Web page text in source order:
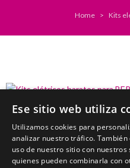
Home Kits
BERTONE
Kits elétricos baratos
Ese sitio web utiliza
Utilizamos cookies para
analizar nuestro tráfico.
uso de nuestro sitio con
quienes pueden combinarla con